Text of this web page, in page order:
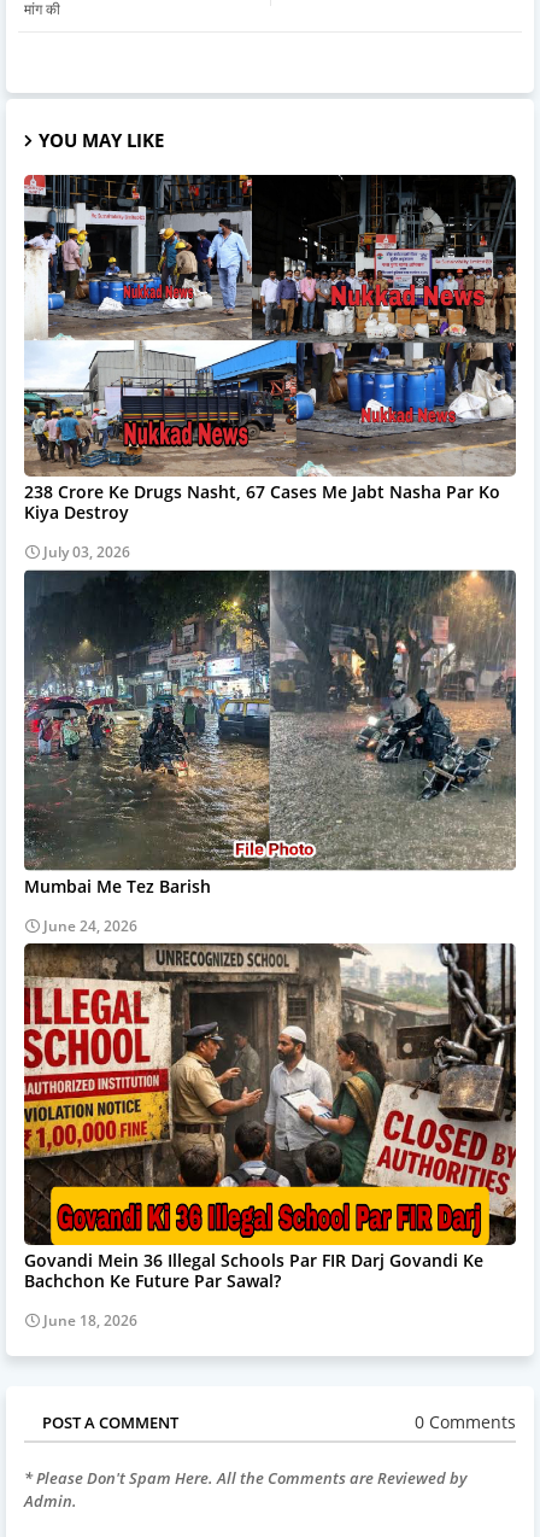
मांग की
YOU MAY LIKE
238 Crore Ke Drugs Nasht, 67 Cases Me Jabt Nasha Par Ko
Kiya Destroy
July 03, 2026
Mumbai Me Tez Barish
June 24, 2026
Govandi Mein 36 Illegal Schools Par FIR Darj Govandi Ke
Bachchon Ke Future Par Sawal?
June 18, 2026
POST A COMMENT 0 Comments
* Please Don't Spam Here. All the Comments are Reviewed by
Admin.